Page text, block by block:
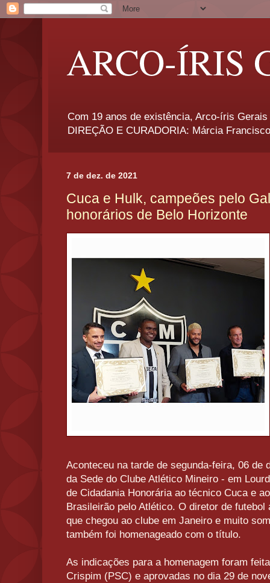
ARCO-ÍRIS
Com 19 anos de existência, Arco-íris
DIREÇÃO E CURADORIA: Márcia
7 de dez. de 2021
Cuca e Hulk, campeões pelo
honorários de Belo Horizonte
Aconteceu na tarde de segunda-feira, 06 de
da Sede do Clube Atlético Mineiro - em
de Cidadania Honorária ao técnico Cuca e
Brasileirão pelo Atlético. O diretor de
que chegou ao clube em Janeiro e muito
também foi homenageado com o título.
As indicações para a homenagem foram
Crispim (PSC) e aprovadas no dia 29 de